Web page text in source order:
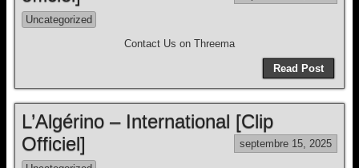
Uncategorized
Contact Us on Threema
Read Post
L’Algérino – International [Clip
Officiel]
septembre 15, 2025